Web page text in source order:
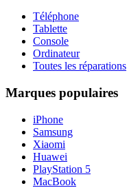
Téléphone
Tablette
Console
Ordinateur
Toutes les réparations
Marques populaires
iPhone
Samsung
Xiaomi
Huawei
PlayStation 5
MacBook